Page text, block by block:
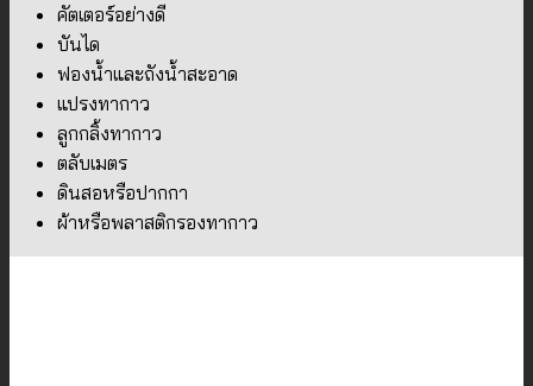
คัตเตอร์อย่างดี
บันได
ฟองน้ำและถังน้ำสะอาด
แปรงทากาว
ลูกกลิ้งทากาว
ตลับเมตร
ดินสอหรือปากกา
ผ้าหรือพลาสติกรองทากาว